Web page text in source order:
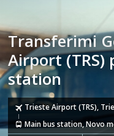
Transferimi
Airport (TRS)
station
Trieste Airport (TRS),
Main bus station, Novo